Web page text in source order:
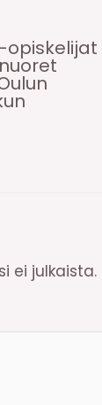
ei julkaista.